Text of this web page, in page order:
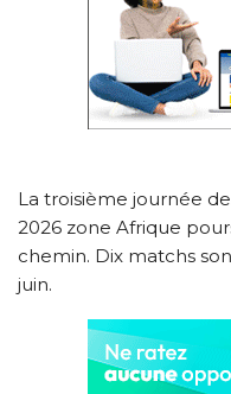
La troisième journée
2026 zone Afrique
chemin. Dix matchs
juin.